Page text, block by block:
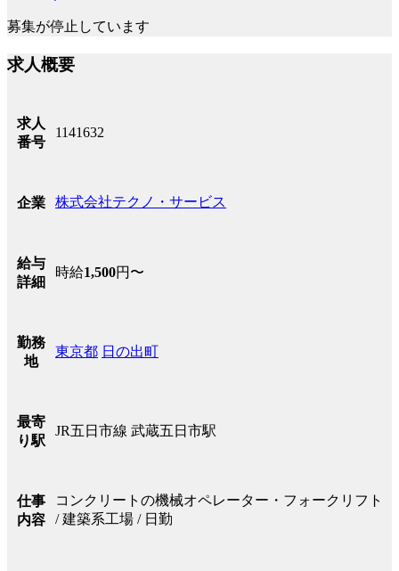
募集が停止しています
求人概要
求人
番号
1141632
企業 株式会社テクノ・サービス
給与
詳細
時給1,500円〜
勤務
地
東京都 日の出町
最寄
り駅
JR五日市線 武蔵五日市駅
仕事
内容
コンクリートの機械オペレーター・フォークリフト
/ 建築系工場 / 日勤